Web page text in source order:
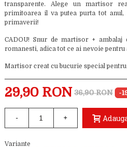
transparente. Alege un martisor
primitoarea il va putea purta tot
primaverii!
CADOU! Snur de martisor +
romanesti, adica tot ce ai nevoie
Martisor creat cu bucurie special
29,90 RON 36,90 RON -
- +
Variante